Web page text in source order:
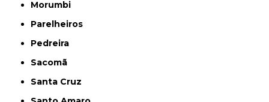
Morumbi
Parelheiros
Pedreira
Sacomã
Santa Cruz